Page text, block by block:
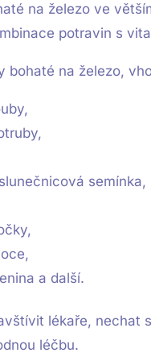
na železo ve
potravin s
bohaté na železo,
semínka,
a další.
lékaře, nechat
léčbu.